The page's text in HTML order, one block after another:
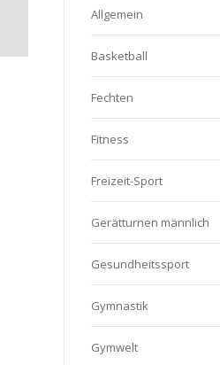
Allgemein
Basketball
Fechten
Fitness
Freizeit-Sport
Gerätturnen männlich
Gesundheitssport
Gymnastik
Gymwelt